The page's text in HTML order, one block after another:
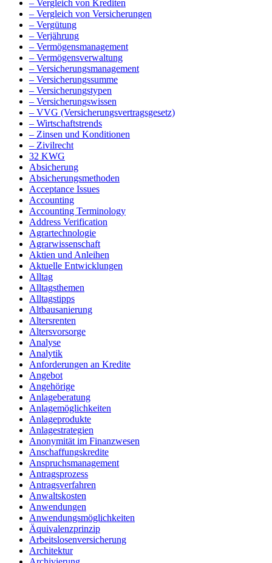
– Vergleich von Krediten
– Vergleich von Versicherungen
– Vergütung
– Verjährung
– Vermögensmanagement
– Vermögensverwaltung
– Versicherungsmanagement
– Versicherungssumme
– Versicherungstypen
– Versicherungswissen
– VVG (Versicherungsvertragsgesetz)
– Wirtschaftstrends
– Zinsen und Konditionen
– Zivilrecht
32 KWG
Absicherung
Absicherungsmethoden
Acceptance Issues
Accounting
Accounting Terminology
Address Verification
Agrartechnologie
Agrarwissenschaft
Aktien und Anleihen
Aktuelle Entwicklungen
Alltag
Alltagsthemen
Alltagstipps
Altbausanierung
Altersrenten
Altersvorsorge
Analyse
Analytik
Anforderungen an Kredite
Angebot
Angehörige
Anlageberatung
Anlagemöglichkeiten
Anlageprodukte
Anlagestrategien
Anonymität im Finanzwesen
Anschaffungskredite
Anspruchsmanagement
Antragsprozess
Antragsverfahren
Anwaltskosten
Anwendungen
Anwendungsmöglichkeiten
Äquivalenzprinzip
Arbeitslosenversicherung
Architektur